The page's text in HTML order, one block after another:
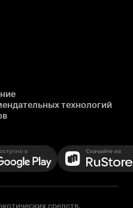
технологий
средств,